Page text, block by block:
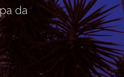
da